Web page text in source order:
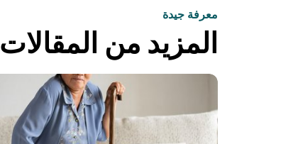
معرفة جيدة
المزيد من المقالات